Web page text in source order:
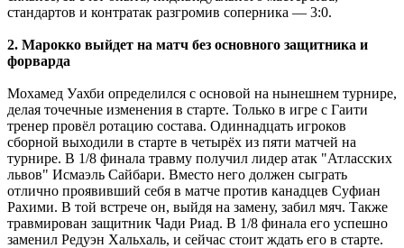
стандартов и контратак разгромив соперника — 3:0.
2. Марокко выйдет на матч без основного защитника и
форварда
Мохамед Уахби определился с основой на нынешнем турнире,
делая точечные изменения в старте. Только в игре с Гаити
тренер провёл ротацию состава. Одиннадцать игроков
сборной выходили в старте в четырёх из пяти матчей на
турнире. В 1/8 финала травму получил лидер атак "Атласских
львов" Исмаэль Сайбари. Вместо него должен сыграть
отлично проявивший себя в матче против канадцев Суфиан
Рахими. В той встрече он, выйдя на замену, забил мяч. Также
травмирован защитник Чади Риад. В 1/8 финала его успешно
заменил Редуэн Хальхаль, и сейчас стоит ждать его в старте.